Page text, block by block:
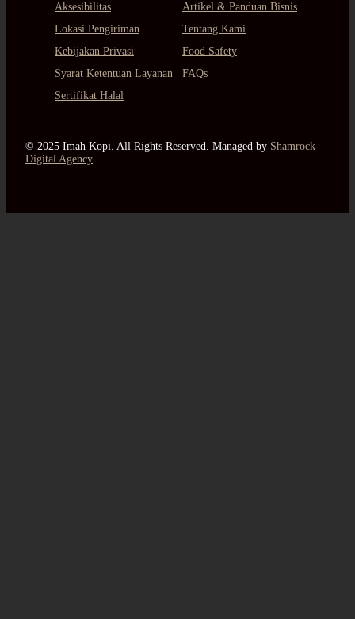
Aksesibilitas
Artikel & Panduan Bisnis
Lokasi Pengiriman
Tentang Kami
Kebijakan Privasi
Food Safety
Syarat Ketentuan Layanan
FAQs
Sertifikat Halal
© 2025 Imah Kopi. All Rights Reserved. Managed by Shamrock
Digital Agency